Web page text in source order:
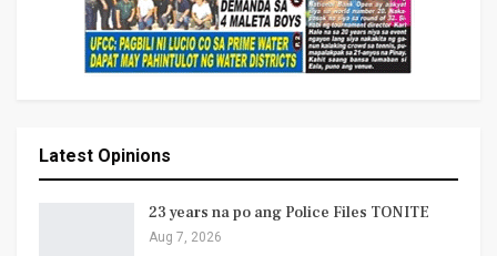
Latest Opinions
23 years na po ang Police Files TONITE
Aug 7, 2026